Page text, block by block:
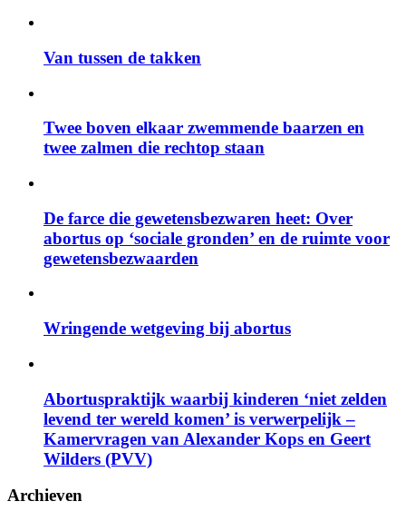
Van tussen de takken
Twee boven elkaar zwemmende baarzen en
twee zalmen die rechtop staan
De farce die gewetensbezwaren heet: Over
abortus op ‘sociale gronden’ en de ruimte voor
gewetensbezwaarden
Wringende wetgeving bij abortus
Abortuspraktijk waarbij kinderen ‘niet zelden
levend ter wereld komen’ is verwerpelijk –
Kamervragen van Alexander Kops en Geert
Wilders (PVV)
Archieven